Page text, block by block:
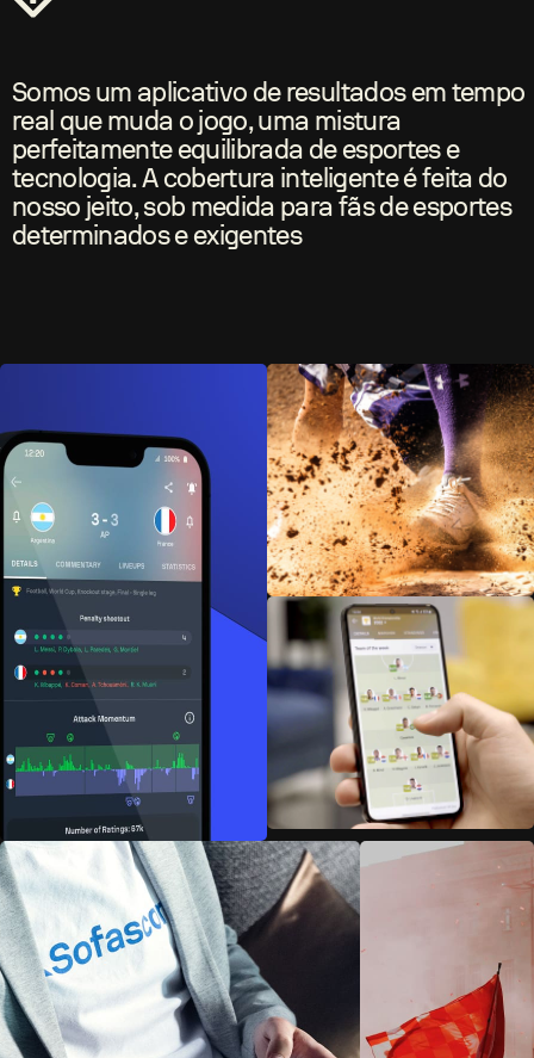
Somos um aplicativo de resultados em tempo
real que muda o jogo, uma mistura
perfeitamente equilibrada de esportes e
tecnologia. A cobertura inteligente é feita do
nosso jeito, sob medida para fãs de esportes
determinados e exigentes